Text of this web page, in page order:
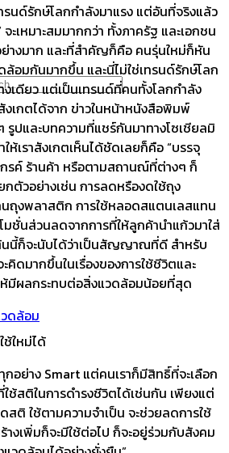
นด์รักษ์โลกกำลังมาแรง แต่อันที่จริงแล้ว
จะเหมาะสมมากกว่า ทั้งภาครัฐ และเอกชน
ย่างมาก และที่สำคัญก็คือ คนรุ่นใหม่ก็หัน
ดล้อมกันมากขึ้น และนี่ไม่ใช่เทรนด์รักษ์โลก
งเดียว แต่เป็นเทรนด์ที่คนทั้งโลกกำลัง
งเกตได้จาก ข่าวในหน้าหนังสือพิมพ์
รูปและบทความที่แชร์กันมาทางโซเชียลมิ
เราสังเกตเห็นได้ชัดเลยก็คือ “บรรจุ
กรค์ ร้านค้า หรือตามสถานณ์ที่ต่างๆ ก็
ตัวอย่างเช่น การลดหรืองดใช้ถุง
ถุงพลาสติก การใช้หลอดสแตนเลสแทน
ชั่นส่วนลดจากการที่ให้ลูกค้านำแก้วมาใส่
นนี้ก็จะนับได้ว่าเป็นสัญญาณที่ดี สำหรับ
คิดมากขึ้นในเรื่องของการใช้ชีวิตและ
ห้มีผลกระทบต่อสิ่งแวดล้อมน้อยที่สุด
ช้ใหม่ได้
กอย่าง Smart แต่คนเราก็มีสิทธิ์ที่จะเลือก
ใช้สติในการดำรงชีวิตได้เช่นกัน เพียงแต่
สติ ใช้ตามความจำเป็น จะช่วยลดการใช้
งเพิ่มก็จะมีใช้ต่อไป ก็จะอยู่ร่วมกับสังคม